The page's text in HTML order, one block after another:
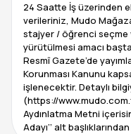
24 Saatte İş üzerinden
verileriniz, Mudo
stajyer / öğrenci
yürütülmesi amacı
Resmî Gazete’de
Korunması Kanunu
işlenecektir. Detaylı
(https://
Aydınlatma Metni
Adayı’’ alt